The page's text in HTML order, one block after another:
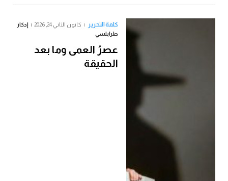
كلمة التحرير كانون الثاني 24, 2026
إدكار
طرابلسي
عصرُ العمى وما بعد
الحقيقة